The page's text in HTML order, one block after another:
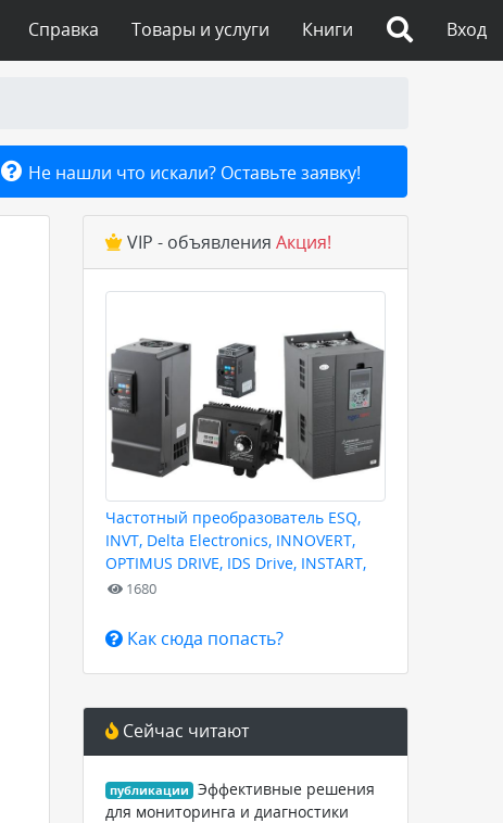
Вход
Книги
Товары и услуги
Справка
Не нашли что искали? Оставьте заявку!
VIP - объявления Акция!
Частотный преобразователь ESQ,
INVT, Delta Electronics, INNOVERT,
OPTIMUS DRIVE, IDS Drive, INSTART,
HYUNDAI для любых задач
1680
Как сюда попасть?
Сейчас читают
публикации
Эффективные решения
для мониторинга и диагностики